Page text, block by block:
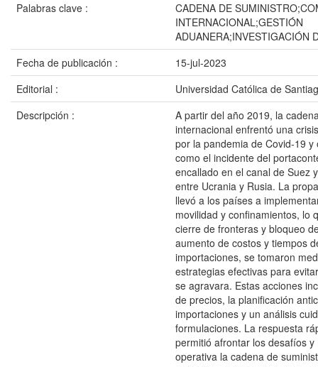
Palabras clave :
CADENA DE
INTERNACIONAL;GESTIÓN
ADUANERA;INVESTIGACIÓN
Fecha de publicación :
15-jul-2023
Editorial :
Universidad Católica de
Descripción :
A partir del año 2019, la
internacional enfrentó una
por la pandemia de Covid-19 y
como el incidente del
encallado en el canal de Suez
entre Ucrania y Rusia. La
llevó a los países a
movilidad y confinamientos, lo
cierre de fronteras y bloqueo
aumento de costos y tiempos
importaciones, se tomaron
estrategias efectivas para
se agravara. Estas acciones
de precios, la planificación
importaciones y un análisis
formulaciones. La respuesta
permitió afrontar los desafíos y
operativa la cadena de